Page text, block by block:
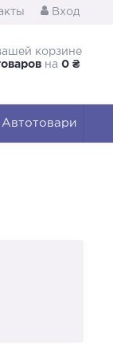
Вход
корзине
на 0 ₴
Автотовари